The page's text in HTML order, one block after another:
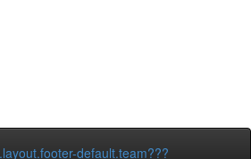
default.team???